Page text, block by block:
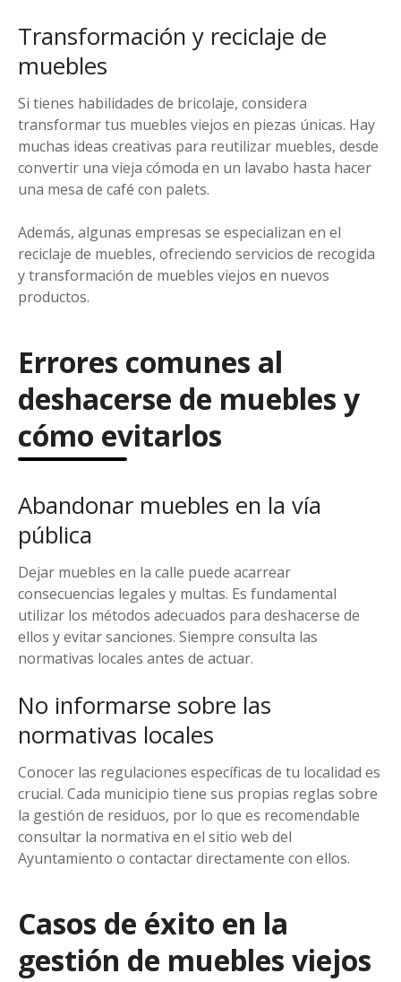
Transformación y reciclaje de
muebles
Si tienes habilidades de bricolaje, considera
transformar tus muebles viejos en piezas únicas. Hay
muchas ideas creativas para reutilizar muebles, desde
convertir una vieja cómoda en un lavabo hasta hacer
una mesa de café con palets.
Además, algunas empresas se especializan en el
reciclaje de muebles, ofreciendo servicios de recogida
y transformación de muebles viejos en nuevos
productos.
Errores comunes al
deshacerse de muebles y
cómo evitarlos
Abandonar muebles en la vía
pública
Dejar muebles en la calle puede acarrear
consecuencias legales y multas. Es fundamental
utilizar los métodos adecuados para deshacerse de
ellos y evitar sanciones. Siempre consulta las
normativas locales antes de actuar.
No informarse sobre las
normativas locales
Conocer las regulaciones específicas de tu localidad es
crucial. Cada municipio tiene sus propias reglas sobre
la gestión de residuos, por lo que es recomendable
consultar la normativa en el sitio web del
Ayuntamiento o contactar directamente con ellos.
Casos de éxito en la
gestión de muebles viejos